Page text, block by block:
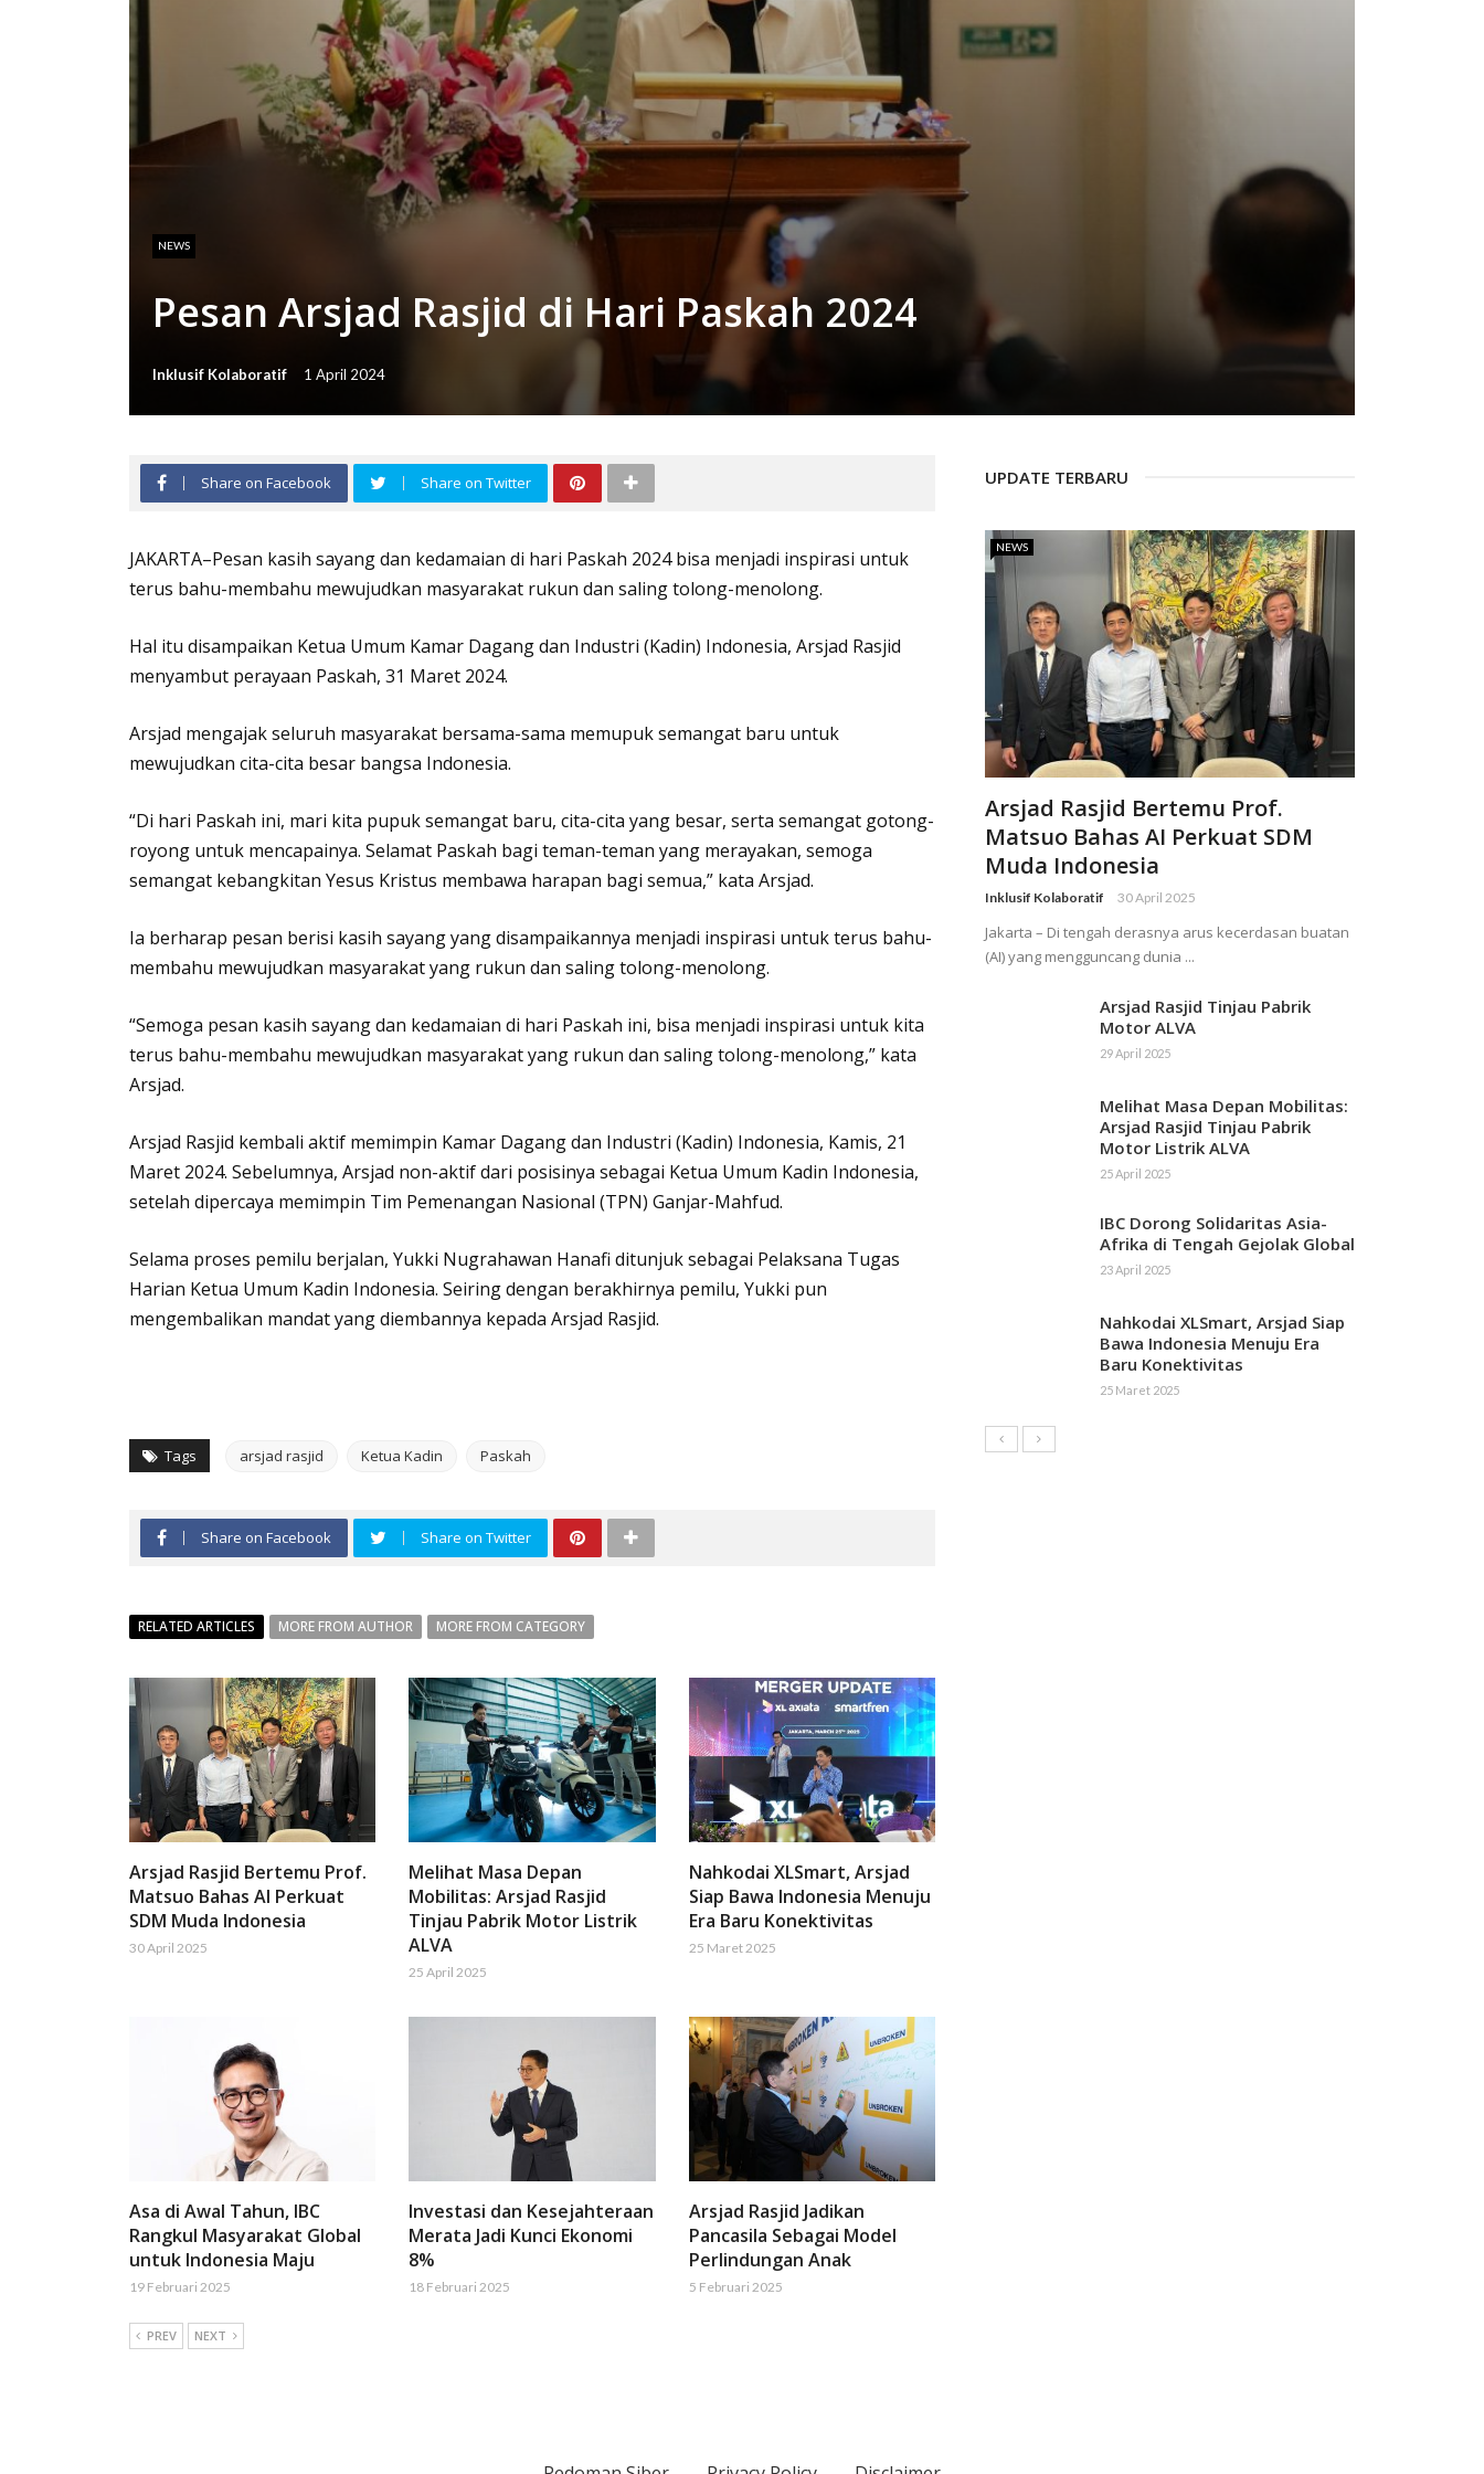
NEWS
Pesan Arsjad Rasjid di Hari Paskah 2024
Inklusif Kolaboratif 1 April 2024
Share on Facebook Share on Twitter
JAKARTA–Pesan kasih sayang dan kedamaian di hari Paskah 2024 bisa menjadi inspirasi untuk
terus bahu-membahu mewujudkan masyarakat rukun dan saling tolong-menolong.
Hal itu disampaikan Ketua Umum Kamar Dagang dan Industri (Kadin) Indonesia, Arsjad Rasjid
menyambut perayaan Paskah, 31 Maret 2024.
Arsjad mengajak seluruh masyarakat bersama-sama memupuk semangat baru untuk
mewujudkan cita-cita besar bangsa Indonesia.
“Di hari Paskah ini, mari kita pupuk semangat baru, cita-cita yang besar, serta semangat gotong-
royong untuk mencapainya. Selamat Paskah bagi teman-teman yang merayakan, semoga
semangat kebangkitan Yesus Kristus membawa harapan bagi semua,” kata Arsjad.
Ia berharap pesan berisi kasih sayang yang disampaikannya menjadi inspirasi untuk terus bahu-
membahu mewujudkan masyarakat yang rukun dan saling tolong-menolong.
“Semoga pesan kasih sayang dan kedamaian di hari Paskah ini, bisa menjadi inspirasi untuk kita
terus bahu-membahu mewujudkan masyarakat yang rukun dan saling tolong-menolong,” kata
Arsjad.
Arsjad Rasjid kembali aktif memimpin Kamar Dagang dan Industri (Kadin) Indonesia, Kamis, 21
Maret 2024. Sebelumnya, Arsjad non-aktif dari posisinya sebagai Ketua Umum Kadin Indonesia,
setelah dipercaya memimpin Tim Pemenangan Nasional (TPN) Ganjar-Mahfud.
Selama proses pemilu berjalan, Yukki Nugrahawan Hanafi ditunjuk sebagai Pelaksana Tugas
Harian Ketua Umum Kadin Indonesia. Seiring dengan berakhirnya pemilu, Yukki pun
mengembalikan mandat yang diembannya kepada Arsjad Rasjid.
Tags arsjad rasjid Ketua Kadin Paskah
Share on Facebook Share on Twitter
RELATED ARTICLES MORE FROM AUTHOR MORE FROM CATEGORY
Arsjad Rasjid Bertemu Prof.
Matsuo Bahas AI Perkuat
SDM Muda Indonesia
30 April 2025
Melihat Masa Depan
Mobilitas: Arsjad Rasjid
Tinjau Pabrik Motor Listrik
ALVA
25 April 2025
Nahkodai XLSmart, Arsjad
Siap Bawa Indonesia Menuju
Era Baru Konektivitas
25 Maret 2025
Asa di Awal Tahun, IBC
Rangkul Masyarakat Global
untuk Indonesia Maju
19 Februari 2025
Investasi dan Kesejahteraan
Merata Jadi Kunci Ekonomi
8%
18 Februari 2025
Arsjad Rasjid Jadikan
Pancasila Sebagai Model
Perlindungan Anak
5 Februari 2025
PREV NEXT
UPDATE TERBARU
NEWS
Arsjad Rasjid Bertemu Prof.
Matsuo Bahas AI Perkuat SDM
Muda Indonesia
Inklusif Kolaboratif 30 April 2025
Jakarta – Di tengah derasnya arus kecerdasan buatan
(AI) yang mengguncang dunia ...
Arsjad Rasjid Tinjau Pabrik
Motor ALVA
29 April 2025
Melihat Masa Depan Mobilitas:
Arsjad Rasjid Tinjau Pabrik
Motor Listrik ALVA
25 April 2025
IBC Dorong Solidaritas Asia-
Afrika di Tengah Gejolak Global
23 April 2025
Nahkodai XLSmart, Arsjad Siap
Bawa Indonesia Menuju Era
Baru Konektivitas
25 Maret 2025